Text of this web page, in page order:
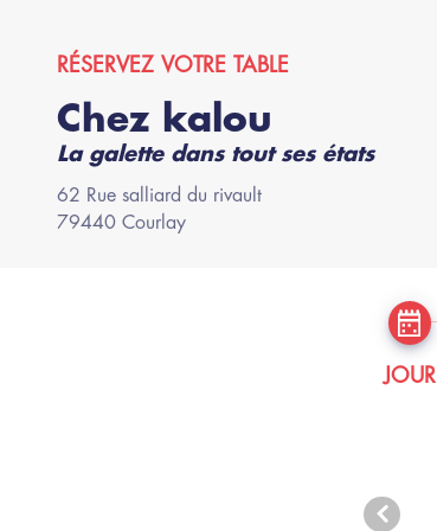
RÉSERVEZ VOTRE TABLE
Chez kalou
La galette dans tout ses états
62 Rue salliard du rivault
79440 Courlay
JOUR